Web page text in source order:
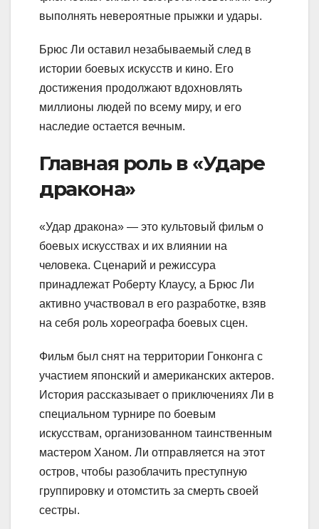
выполнять невероятные прыжки и удары.
Брюс Ли оставил незабываемый след в
истории боевых искусств и кино. Его
достижения продолжают вдохновлять
миллионы людей по всему миру, и его
наследие остается вечным.
Главная роль в «Ударе
дракона»
«Удар дракона» — это культовый фильм о
боевых искусствах и их влиянии на
человека. Сценарий и режиссура
принадлежат Роберту Клаусу, а Брюс Ли
активно участвовал в его разработке, взяв
на себя роль хореографа боевых сцен.
Фильм был снят на территории Гонконга с
участием японский и американских актеров.
История рассказывает о приключениях Ли в
специальном турнире по боевым
искусствам, организованном таинственным
мастером Ханом. Ли отправляется на этот
остров, чтобы разоблачить преступную
группировку и отомстить за смерть своей
сестры.